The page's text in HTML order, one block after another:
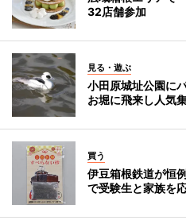
32店舗参加
見る・遊ぶ
小田原城址公園に
お堀に飛来し人気
買う
伊豆箱根鉄道が恒
で受験生と家族を